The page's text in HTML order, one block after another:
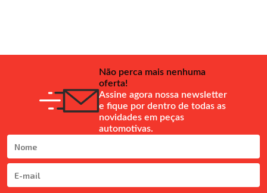
Não perca mais nenhuma
oferta!
Assine agora nossa newsletter
e fique por dentro de todas as
novidades em peças
automotivas.